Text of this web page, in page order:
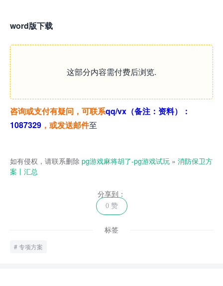
word版下载
这部分内容需付费后浏览.
咨询或支付有疑问，可联系qq/vx（备注：资料）：
1087329 ， 或发送邮件至
如有侵权，请联系删除 pg游戏麻将胡了-pg游戏试玩 » 消防保卫方
案丨汇总
分享到：
0 赞
标签
专项方案